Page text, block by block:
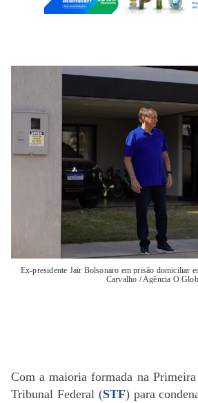
Ex-presidente Jair Bolsonaro em prisão domiciliar
Carvalho / Agência O
Com a maioria formada na
Tribunal Federal (STF) para